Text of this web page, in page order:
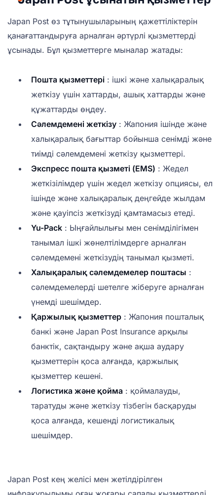
Japan Post өз тұтынушыларының қажеттіліктерін
қанағаттандыруға арналған әртүрлі қызметтерді
ұсынады. Бұл қызметтерге мыналар жатады:
Пошта қызметтері : ішкі және халықаралық
жеткізу үшін хаттарды, ашық хаттарды және
құжаттарды өңдеу.
Сәлемдемені жеткізу : Жапония ішінде және
халықаралық бағыттар бойынша сенімді және
тиімді сәлемдемені жеткізу қызметтері.
Экспресс пошта қызметі (EMS) : Жедел
жеткізілімдер үшін жедел жеткізу опциясы, ел
ішінде және халықаралық деңгейде жылдам
және қауіпсіз жеткізуді қамтамасыз етеді.
Yu-Pack : Ыңғайлылығы мен сенімділігімен
танымал ішкі жөнелтілімдерге арналған
сәлемдемені жеткізудің танымал қызметі.
Халықаралық сәлемдемелер поштасы :
сәлемдемелерді шетелге жіберуге арналған
үнемді шешімдер.
Қаржылық қызметтер : Жапония пошталық
банкі және Japan Post Insurance арқылы
банктік, сақтандыру және ақша аудару
қызметтерін қоса алғанда, қаржылық
қызметтер кешені.
Логистика және қойма : қоймалауды,
таратуды және жеткізу тізбегін басқаруды
қоса алғанда, кешенді логистикалық
шешімдер.
Japan Post кең желісі мен жетілдірілген